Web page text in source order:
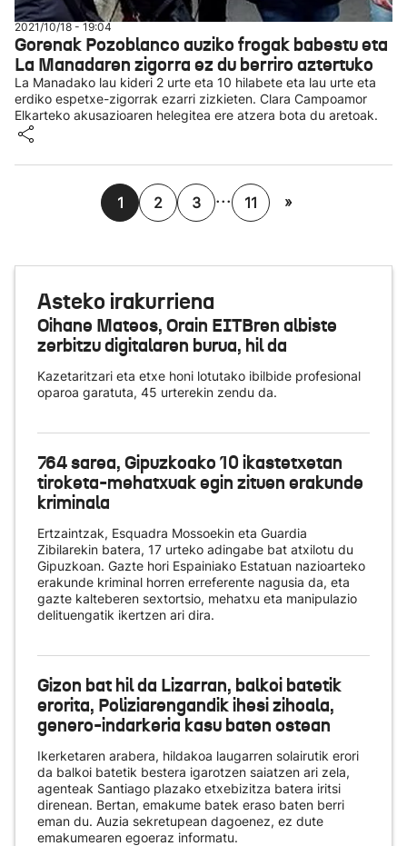
2021/10/18 - 19:04
Gorenak Pozoblanco auziko frogak babestu eta
La Manadaren zigorra ez du berriro aztertuko
La Manadako lau kideri 2 urte eta 10 hilabete eta lau urte eta
erdiko espetxe-zigorrak ezarri zizkieten. Clara Campoamor
Elkarteko akusazioaren helegitea ere atzera bota du aretoak.
1 2 3 ... 11 »
Asteko irakurriena
Oihane Mateos, Orain EITBren albiste
zerbitzu digitalaren burua, hil da
Kazetaritzari eta etxe honi lotutako ibilbide profesional
oparoa garatuta, 45 urterekin zendu da.
764 sarea, Gipuzkoako 10 ikastetxetan
tiroketa-mehatxuak egin zituen erakunde
kriminala
Ertzaintzak, Esquadra Mossoekin eta Guardia
Zibilarekin batera, 17 urteko adingabe bat atxilotu du
Gipuzkoan. Gazte hori Espainiako Estatuan nazioarteko
erakunde kriminal horren erreferente nagusia da, eta
gazte kalteberen sextortsio, mehatxu eta manipulazio
delituengatik ikertzen ari dira.
Gizon bat hil da Lizarran, balkoi batetik
erorita, Poliziarengandik ihesi zihoala,
genero-indarkeria kasu baten ostean
Ikerketaren arabera, hildakoa laugarren solairutik erori
da balkoi batetik bestera igarotzen saiatzen ari zela,
agenteak Santiago plazako etxebizitza batera iritsi
direnean. Bertan, emakume batek eraso baten berri
eman du. Auzia sekretupean dagoenez, ez dute
emakumearen egoeraz informatu.